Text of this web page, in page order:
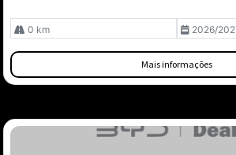
0 km 2026/
Mais informações